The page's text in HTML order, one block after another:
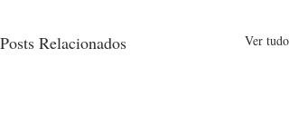
Posts Relacionados Ver tudo